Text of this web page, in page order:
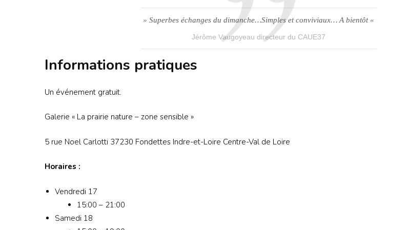
» Superbes échanges du dimanche…Simples et conviviaux… A bientôt «
Jérôme Vaugoyeau directeur du CAUE37
Informations pratiques
Un événement gratuit.
Galerie « La prairie nature – zone sensible »
5 rue Noel Carlotti 37230 Fondettes Indre-et-Loire Centre-Val de Loire
Horaires :
Vendredi 17
15:00 – 21:00
Samedi 18